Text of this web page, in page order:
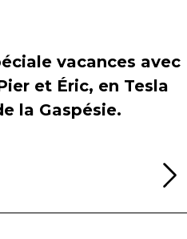
vacances avec
et Éric, en Tesla
la Gaspésie.